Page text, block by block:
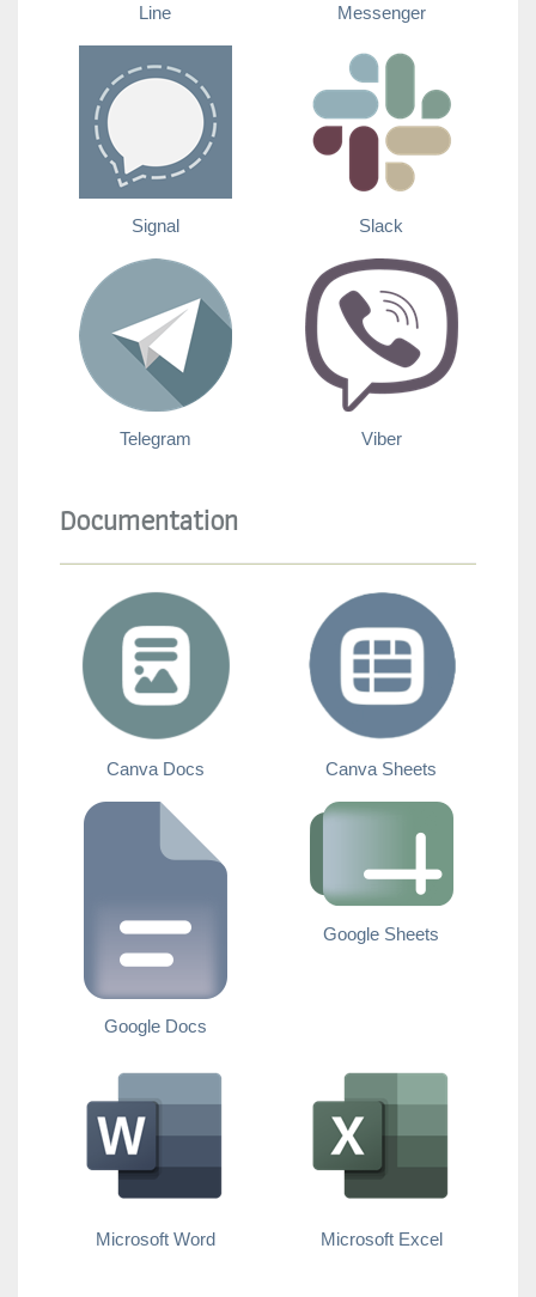
Line Messenger
Signal Slack
Telegram Viber
Documentation
Canva Docs Canva Sheets
Google Docs
Google Sheets
Microsoft Word Microsoft Excel